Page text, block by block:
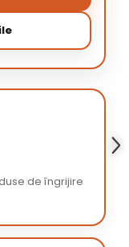
de îngrijire